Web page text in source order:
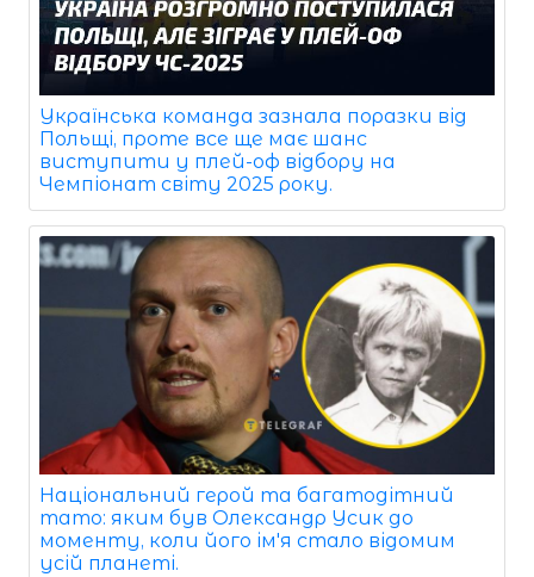
Українська команда зазнала поразки від
Польщі, проте все ще має шанс
виступити у плей-оф відбору на
Чемпіонат світу 2025 року.
Національний герой та багатодітний
тато: яким був Олександр Усик до
моменту, коли його ім'я стало відомим
усій планеті.